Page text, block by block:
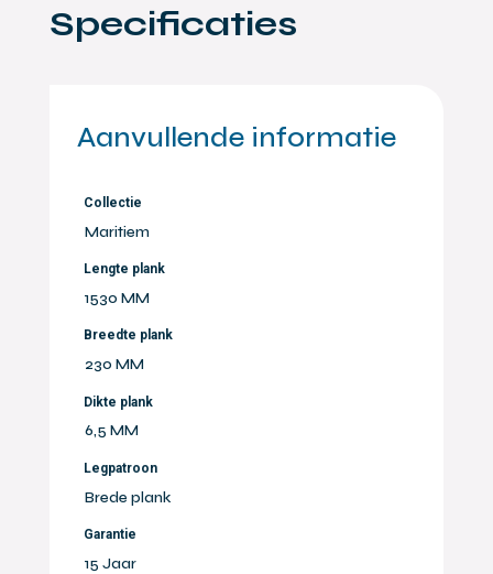
Specificaties
Aanvullende informatie
Collectie
Maritiem
Lengte plank
1530 MM
Breedte plank
230 MM
Dikte plank
6,5 MM
Legpatroon
Brede plank
Garantie
15 Jaar